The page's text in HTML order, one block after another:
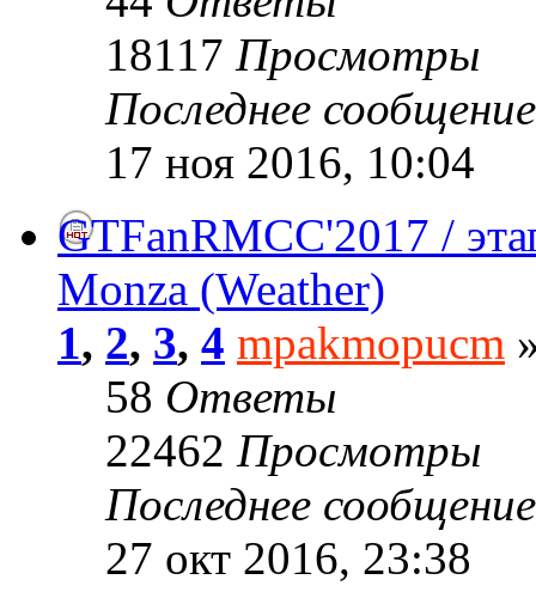
18117 Просмотры
Последнее
17 ноя 2016, 10:04
GTFanRMCC'2017 /
Monza (Weather)
1, 2, 3, 4 mpakmopucm
58 Ответы
22462 Просмотры
Последнее
27 окт 2016, 23:38